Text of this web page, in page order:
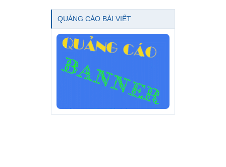
QUẢNG CÁO BÀI VIẾT